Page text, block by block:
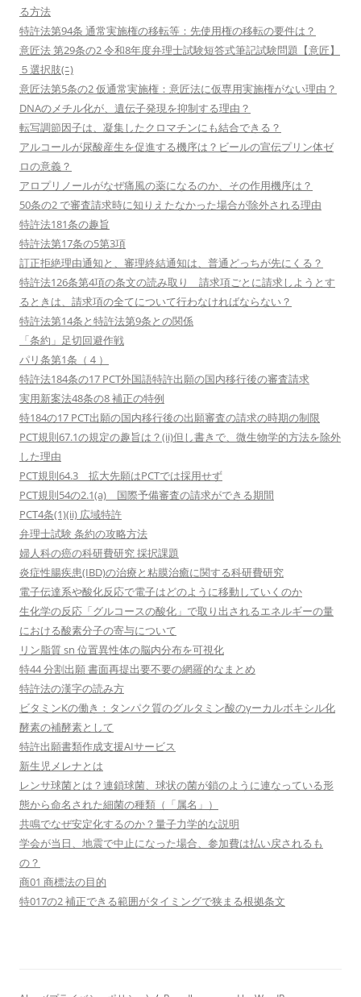
る方法
特許法第94条 通常実施権の移転等：先使用権の移転の要件は？
意匠法 第29条の2 令和8年度弁理士試験短答式筆記試験問題【意匠】
５選択肢(ﾆ)
意匠法第5条の2 仮通常実施権：意匠法に仮専用実施権がない理由？
DNAのメチル化が、遺伝子発現を抑制する理由？
転写調節因子は、凝集したクロマチンにも結合できる？
アルコールが尿酸産生を促進する機序は？ビールの宣伝プリン体ゼ
ロの意義？
アロプリノールがなぜ痛風の薬になるのか、その作用機序は？
50条の2 で審査請求時に知りえたなかった場合が除外される理由
特許法181条の趣旨
特許法第17条の5第3項
訂正拒絶理由通知と、審理終結通知は、普通どっちが先にくる？
特許法126条第4項の条文の読み取り 請求項ごとに請求しようとす
るときは、請求項の全てについて行わなければならない？
特許法第14条と特許法第9条との関係
「条約」足切回避作戦
パリ条第1条（４）
特許法184条の17 PCT外国語特許出願の国内移行後の審査請求
実用新案法48条の8 補正の特例
特184の17 PCT出願の国内移行後の出願審査の請求の時期の制限
PCT規則67.1の規定の趣旨は？(ii)但し書きで、微生物学的方法を除外
した理由
PCT規則64.3 拡大先願はPCTでは採用せず
PCT規則54の2.1(a) 国際予備審査の請求ができる期間
PCT4条(1)(ii) 広域特許
弁理士試験 条約の攻略方法
婦人科の癌の科研費研究 採択課題
炎症性腸疾患(IBD)の治療と粘膜治癒に関する科研費研究
電子伝達系や酸化反応で電子はどのように移動していくのか
生化学の反応「グルコースの酸化」で取り出されるエネルギーの量
における酸素分子の寄与について
リン脂質 sn 位置異性体の脳内分布を可視化
特44 分割出願 書面再提出要不要の網羅的なまとめ
特許法の漢字の読み方
ビタミンKの働き：タンパク質のグルタミン酸のγーカルボキシル化
酵素の補酵素として
特許出願書類作成支援AIサービス
新生児メレナとは
レンサ球菌とは？連鎖球菌、球状の菌が鎖のように連なっている形
態から命名された細菌の種類（「属名」）
共鳴でなぜ安定化するのか？量子力学的な説明
学会が当日、地震で中止になった場合、参加費は払い戻されるも
の？
商01 商標法の目的
特017の2 補正できる範囲がタイミングで狭まる根拠条文